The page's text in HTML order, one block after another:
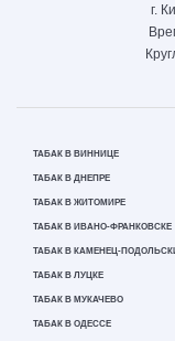
г.
ТАБАК В ВИННИЦЕ
ТАБАК В ДНЕПРЕ
ТАБАК В ЖИТОМИРЕ
ТАБАК В ИВАНО-ФРАНКОВСКЕ
ТАБАК В КАМЕНЕЦ-
ТАБАК В ЛУЦКЕ
ТАБАК В МУКАЧЕВО
ТАБАК В ОДЕССЕ